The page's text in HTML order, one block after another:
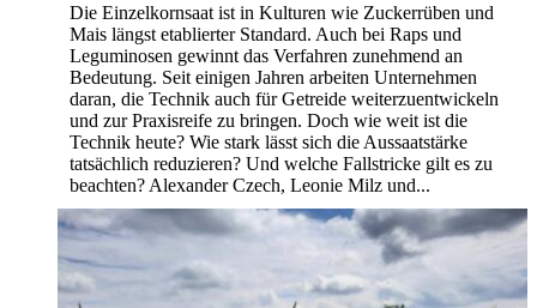
Die Einzelkornsaat ist in Kulturen wie Zuckerrüben und
Mais längst etablierter Standard. Auch bei Raps und
Leguminosen gewinnt das Verfahren zunehmend an
Bedeutung. Seit einigen Jahren arbeiten Unternehmen
daran, die Technik auch für Getreide weiterzuentwickeln
und zur Praxisreife zu bringen. Doch wie weit ist die
Technik heute? Wie stark lässt sich die Aussaatstärke
tatsächlich reduzieren? Und welche Fallstricke gilt es zu
beachten? Alexander Czech, Leonie Milz und...